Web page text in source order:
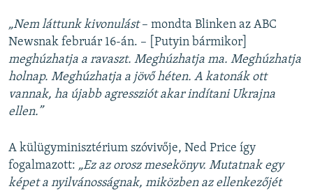
„Nem láttunk kivonulást– mondta Blinken az ABC
Newsnak február 16-án. – [Putyin bármikor]
meghúzhatja a ravaszt. Meghúzhatja ma. Meghúzhatja
holnap. Meghúzhatja a jövő héten. A katonák ott
vannak, ha újabb agressziót akar indítani Ukrajna
ellen.”
A külügyminisztérium szóvivője, Ned Price így
fogalmazott: „Ez az orosz mesekönyv. Mutatnak egy
képet a nyilvánosságnak, miközben az ellenkezőjét